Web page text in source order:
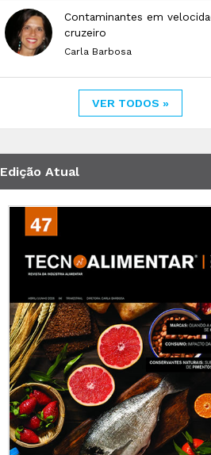
Contaminantes em
cruzeiro
Carla Barbosa
VER TODOS »
Edição Atual